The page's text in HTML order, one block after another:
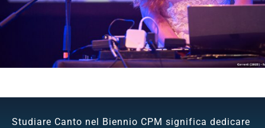
Studiare Canto nel Biennio CPM significa dedicare